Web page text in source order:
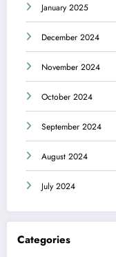
January 2025
December 2024
November 2024
October 2024
September 2024
August 2024
July 2024
Categories